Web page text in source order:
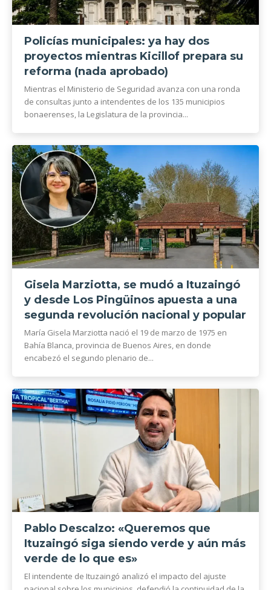
Policías municipales: ya hay dos
proyectos mientras Kicillof prepara su
reforma (nada aprobado)
Mientras el Ministerio de Seguridad avanza con una ronda
de consultas junto a intendentes de los 135 municipios
bonaerenses, la Legislatura de la provincia...
Gisela Marziotta, se mudó a Ituzaingó
y desde Los Pingüinos apuesta a una
segunda revolución nacional y popular
María Gisela Marziotta nació el 19 de marzo de 1975 en
Bahía Blanca, provincia de Buenos Aires, en donde
encabezó el segundo plenario de...
Pablo Descalzo: «Queremos que
Ituzaingó siga siendo verde y aún más
verde de lo que es»
El intendente de Ituzaingó analizó el impacto del ajuste